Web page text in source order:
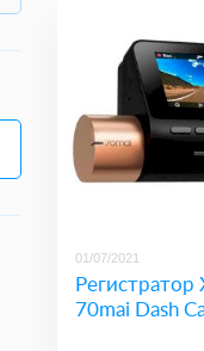
01/07/2021
Регистратор
70mai Dash